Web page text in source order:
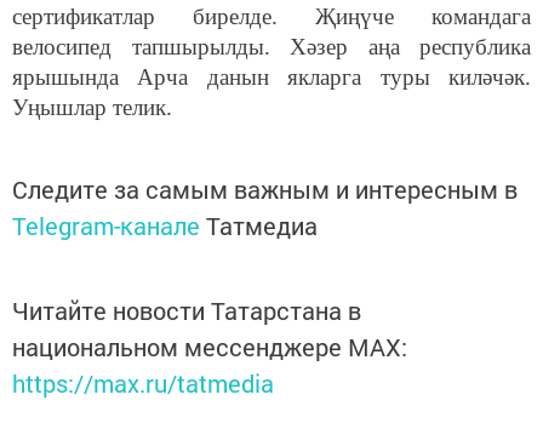
сертификатлар бирелде. Җиңүче командага
велосипед тапшырылды. Хәзер аңа республика
ярышында Арча данын якларга туры киләчәк.
Уңышлар телик.
Следите за самым важным и интересным в
Telegram-канале Татмедиа
Читайте новости Татарстана в
национальном мессенджере MАХ:
https://max.ru/tatmedia